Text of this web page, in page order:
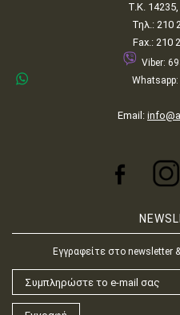
Τ.Κ.
Τηλ.: 210
Fax.: 210
Viber:
Email:
Εγγραφείτε στο newsletter